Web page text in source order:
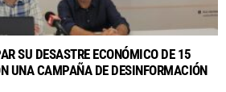
SU DESASTRE ECONÓMICO DE 15
UNA CAMPAÑA DE DESINFORMACIÓN